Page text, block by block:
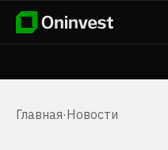
Главная·Новости